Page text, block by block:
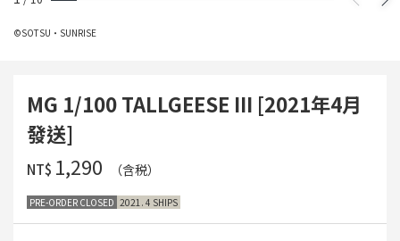
©SOTSU・SUNRISE
MG 1/100 TALLGEESE III [2021年4月
發送]
NT$ ‌1,290 （含税）
PRE-ORDER CLOSED 2021. 4 SHIPS